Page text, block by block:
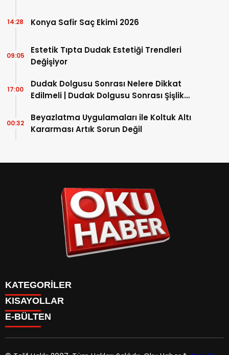
Konya Safir Saç Ekimi 2026
14:28
Estetik Tıpta Dudak Estetiği Trendleri
Değişiyor
09:05
Dudak Dolgusu Sonrası Nelere Dikkat
Edilmeli | Dudak Dolgusu Sonrası Şişlik
17:00
Beyazlatma Uygulamaları ile Koltuk Altı
Kararması Artık Sorun Değil
00:32
KATEGORİLER
ANASAYFA
Gündem
KISAYOLLAR
ANASAYFA
Gündem
E-BÜLTEN